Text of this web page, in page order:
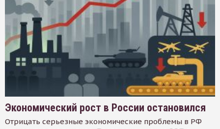
Экономический рост в России остановился
Отрицать серьезные экономические проблемы в РФ